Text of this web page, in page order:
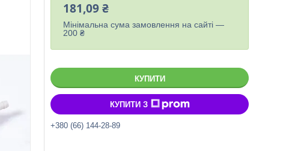
181,09 ₴
Мінімальна сума замовлення на сайті —
200 ₴
КУПИТИ
КУПИТИ З
+380 (66) 144-28-89